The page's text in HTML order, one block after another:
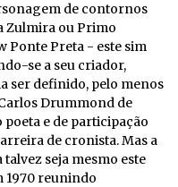
de contornos
Zulmira ou Primo
Ponte Preta - este sim
se a seu criador,
ser definido, pelo menos
Drummond de
e de participação
de cronista. Mas a
seja mesmo este
1970 reunindo